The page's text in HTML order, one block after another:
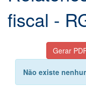
fiscal -
Não existe